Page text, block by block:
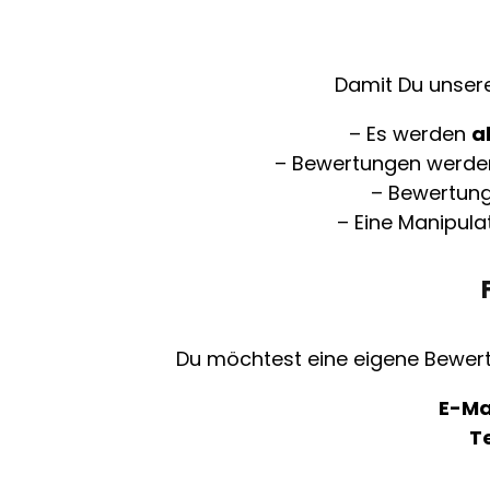
Damit Du
– Es werden
– Bewertungen
–
– Eine
Du möchtest eine eigene
E-